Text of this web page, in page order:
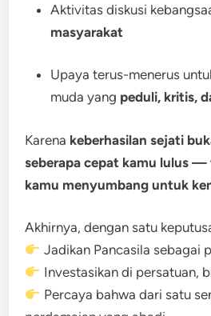
Aktivitas diskusi
masyarakat
Upaya terus-menerus
muda yang peduli, kritis,
Karena keberhasilan sejati
seberapa cepat kamu lulus —
kamu menyumbang untuk
Akhirnya, dengan satu
Jadikan Pancasila sebagai
Investasikan di persatuan,
Percaya bahwa dari satu